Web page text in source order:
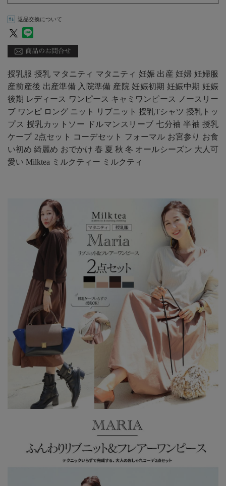
返品交換について
授乳服 授乳 マタニティ マタニティ 妊娠 出産 妊婦 妊婦服
産前産後 出産準備 入院準備 産院 妊娠初期 妊娠中期 妊娠
後期 レディース ワンピース キャミワンピース ノースリー
ブ ワンピ ロング ニット リブニット 授乳Tシャツ 授乳トッ
プス 授乳カットソー ドルマンスリーブ 七分袖 半袖 授乳
ケープ 2点セット コーデセット フォーマル お宮参り お食
い初め 綺麗め おでかけ 春 夏 秋 冬 オールシーズン 大人可
愛い Milktea ミルクティー ミルクティ